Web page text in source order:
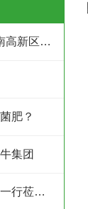
政府搭台 企业唱戏 济南高新区创业服务中心为企业及时搭建供需平台
肥？
集团
辽宁省辽阳县政府领导一行莅临劲牛集团考察